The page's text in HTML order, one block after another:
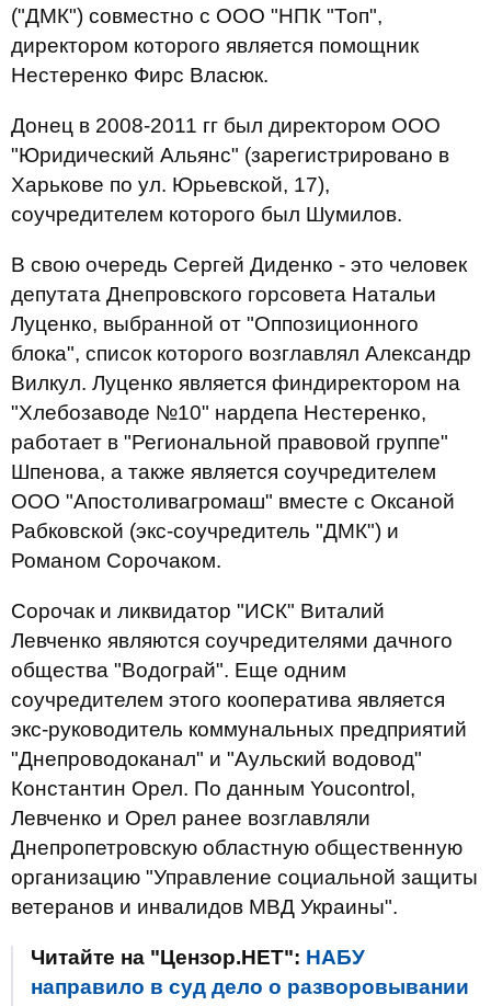
("ДМК") совместно с ООО "НПК "Топ",
директором которого является помощник
Нестеренко Фирс Власюк.
Донец в 2008-2011 гг был директором ООО
"Юридический Альянс" (зарегистрировано в
Харькове по ул. Юрьевской, 17),
соучредителем которого был Шумилов.
В свою очередь Сергей Диденко - это человек
депутата Днепровского горсовета Натальи
Луценко, выбранной от "Оппозиционного
блока", список которого возглавлял Александр
Вилкул. Луценко является финдиректором на
"Хлебозаводе №10" нардепа Нестеренко,
работает в "Региональной правовой группе"
Шпенова, а также является соучредителем
ООО "Апостоливагромаш" вместе с Оксаной
Рабковской (экс-соучредитель "ДМК") и
Романом Сорочаком.
Сорочак и ликвидатор "ИСК" Виталий
Левченко являются соучредителями дачного
общества "Водограй". Еще одним
соучредителем этого кооператива является
экс-руководитель коммунальных предприятий
"Днепроводоканал" и "Аульский водовод"
Константин Орел. По данным Youcontrol,
Левченко и Орел ранее возглавляли
Днепропетровскую областную общественную
организацию "Управление социальной защиты
ветеранов и инвалидов МВД Украины".
Читайте на "Цензор.НЕТ": НАБУ
направило в суд дело о разворовывании